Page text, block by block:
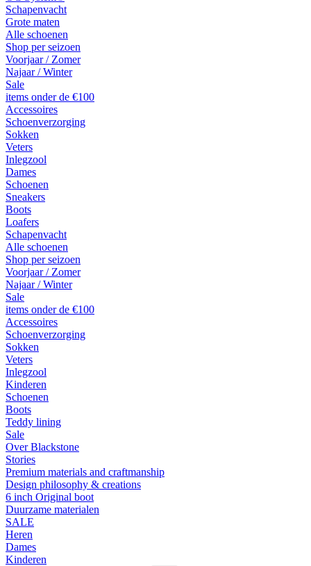
Schapenvacht
Grote maten
Alle schoenen
Shop per seizoen
Voorjaar / Zomer
Najaar / Winter
Sale
items onder de €100
Accessoires
Schoenverzorging
Sokken
Veters
Inlegzool
Dames
Schoenen
Sneakers
Boots
Loafers
Schapenvacht
Alle schoenen
Shop per seizoen
Voorjaar / Zomer
Najaar / Winter
Sale
items onder de €100
Accessoires
Schoenverzorging
Sokken
Veters
Inlegzool
Kinderen
Schoenen
Boots
Teddy lining
Sale
Over Blackstone
Stories
Premium materials and craftmanship
Design philosophy & creations
6 inch Original boot
Duurzame materialen
SALE
Heren
Dames
Kinderen